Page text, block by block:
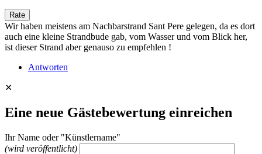
Wir haben meistens am Nachbarstrand Sant Pere gelegen, da es dort
auch eine kleine Strandbude gab, vom Wasser und vom Blick her,
ist dieser Strand aber genauso zu empfehlen !
Antworten
✕
Eine neue Gästebewertung einreichen
Ihr Name oder "Künstlername"
(wird veröffentlicht)